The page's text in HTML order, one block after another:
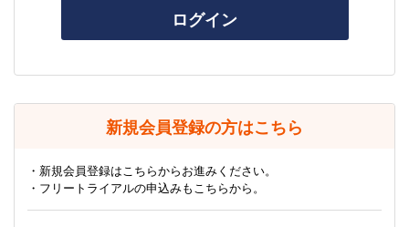
ログイン
新規会員登録の方はこちら
・新規会員登録はこちらからお進みください。
・フリートライアルの申込みもこちらから。